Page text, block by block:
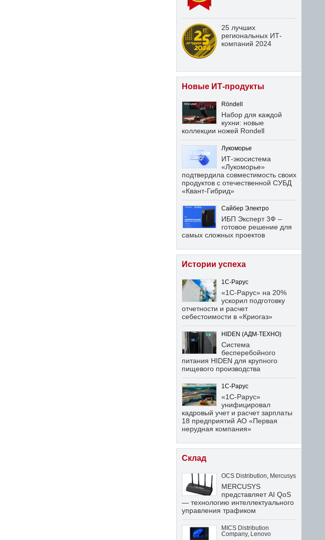
25 лучших
региональных ИТ-
компаний 2024
Новые ИТ-продукты
Röndell
Набор для каждой
кухни: новые
коллекции ножей Rondell
Лукоморье
ИТ-экосистема
«Лукоморье»
подтвердила совместимость своих
продуктов с отечественной СУБД
«Квант-Гибрид»
Сайбер Электро
ИБП Эксперт 3Ф –
готовое решение для
самых сложных проектов
Истории успеха
1С-Рарус
«1С-Рарус» на 20%
ускорил подготовку
отчетности и расчет
себестоимости в «Криогаз»
HIDEN (АДМ-ТЕХНО)
Система
бесперебойного
питания HIDEN для крупного
пищевого производства
1С-Рарус
«1С-Рарус»
унифицировал
кадровый учет и расчет зарплаты
18 предприятий АО «Первая
нерудная компания»
Склад
OCS Distribution Mercusys
MERCUSYS
представляет AI QoS
— технологию интеллектуального
управления трафиком
MICS Distribution
Company, Lenovo